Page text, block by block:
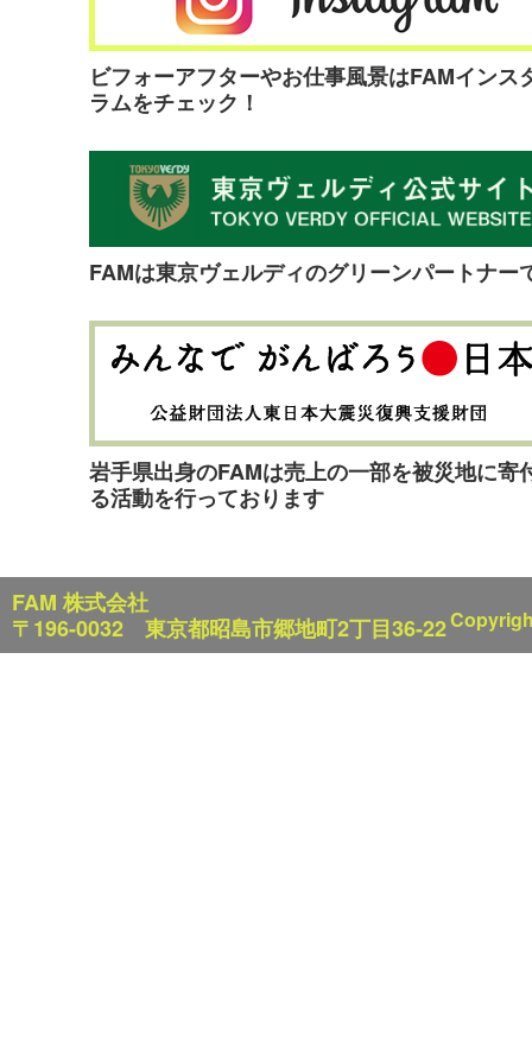
ビフォーアフターやお仕事風景はFAMインス
ラムをチェック！
FAMは東京ヴェルディのグリーンパートナー
岩手県出身のFAMは売上の一部を被災地に寄
る活動を行っております
FAM 株式会社
〒196-0032 東京都昭島市郷地町2丁目36-22